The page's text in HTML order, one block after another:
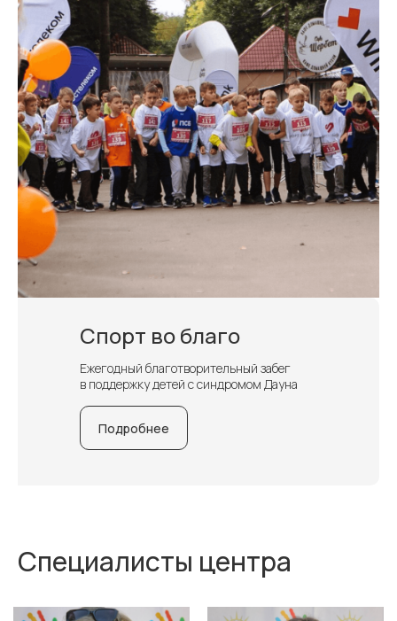
Спорт во благо
Ежегодный благотворительный забег
в поддержку детей с синдромом Дауна
Подробнее
Специалисты центра